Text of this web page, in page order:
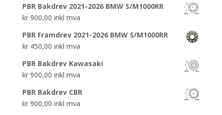
PBR Bakdrev 2021-2026 BMW S/M1000RR
kr900,00 inkl mva
PBR Framdrev 2021-2026 BMW S/M1000RR
kr450,00 inkl mva
PBR Bakdrev Kawasaki
kr900,00 inkl mva
PBR Bakdrev CBR
kr900,00 inkl mva